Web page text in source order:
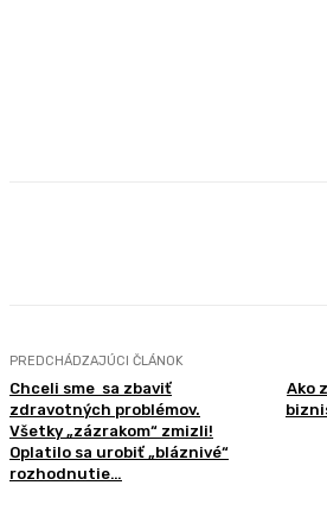
PREDCHÁDZAJÚCI ČLÁNOK
Chceli sme sa zbaviť
zdravotných problémov.
Všetky „zázrakom“ zmizli!
Oplatilo sa urobiť „bláznivé“
rozhodnutie…
Ako